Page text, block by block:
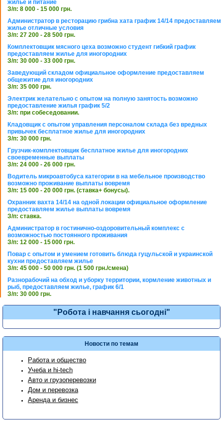
жилье и питание
З/п: 8 000 - 15 000 грн.
Администратор в ресторацию грибна хата график 14/14 предоставляем
жилье отличные условия
З/п: 27 200 - 28 500 грн.
Комплектовщик мясного цеха возможно студент гибкий график
предоставляем жилье для иногородних
З/п: 30 000 - 33 000 грн.
Заведующий складом официальное оформление предоставляем
общежитие для иногородних
З/п: 35 000 грн.
Электрик желательно с опытом на полную занятость возможно
предоставление жилья график 5/2
З/п: при собеседовании.
Кладовщик с опытом управления персоналом склада без вредных
привычек бесплатное жилье для иногородних
З/п: 30 000 грн.
Грузчик-комплектовщик бесплатное жилье для иногородних
своевременные выплаты
З/п: 24 000 - 26 000 грн.
Водитель микроавтобуса категории в на мебельное производство
возможно проживание выплаты вовремя
З/п: 15 000 - 20 000 грн. (ставка+ бонусы).
Охранник вахта 14/14 на одной локации официальное оформление
предоставляем жилье выплаты вовремя
З/п: ставка.
Администратор в гостинично-оздоровительный комплекс с
возможностью постоянного проживания
З/п: 12 000 - 15 000 грн.
Повар с опытом и умением готовить блюда гуцульской и украинской
кухни предоставляем жилье
З/п: 45 000 - 50 000 грн. (1 500 грн./смена)
Разнорабочий на обход и уборку территории, кормление животных и
рыб, предоставляем жилье, график 6/1
З/п: 30 000 грн.
"Робота і навчання сьогодні"
Новости по темам
Работа и общество
Учеба и hi-tech
Авто и грузоперевозки
Дом и перевозка
Аренда и бизнес